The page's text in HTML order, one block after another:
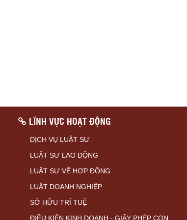
LĨNH VỰC HOẠT ĐỘNG
DỊCH VỤ LUẬT SƯ
LUẬT SƯ LAO ĐỘNG
LUẬT SƯ VỀ HỢP ĐỒNG
LUẬT DOANH NGHIỆP
SỞ HỮU TRÍ TUỆ
ĐIỀU KIỆN KINH DOANH - GIẤY PHÉP CON